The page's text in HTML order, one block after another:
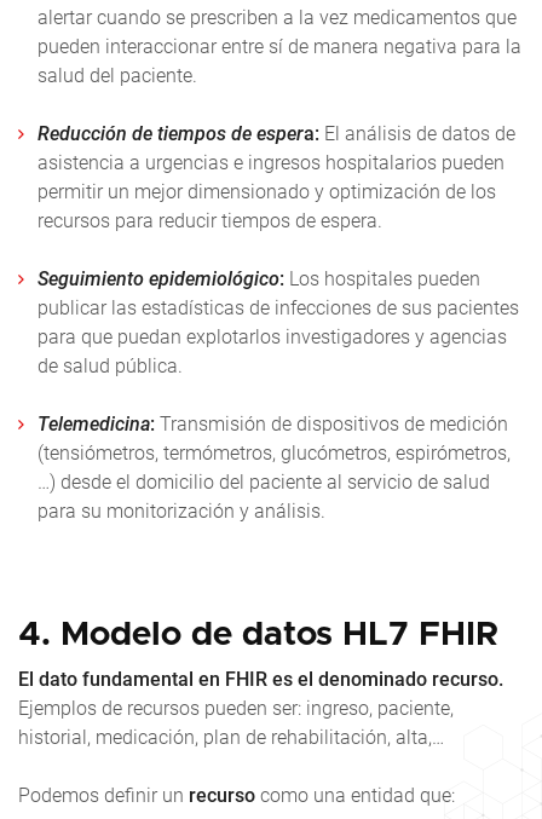
alertar cuando se prescriben a la vez medicamentos que
pueden interaccionar entre sí de manera negativa para la
salud del paciente.
Reducción de tiempos de espera: El análisis de datos de
asistencia a urgencias e ingresos hospitalarios pueden
permitir un mejor dimensionado y optimización de los
recursos para reducir tiempos de espera.
Seguimiento epidemiológico: Los hospitales pueden
publicar las estadísticas de infecciones de sus pacientes
para que puedan explotarlos investigadores y agencias
de salud pública.
Telemedicina: Transmisión de dispositivos de medición
(tensiómetros, termómetros, glucómetros, espirómetros,
…) desde el domicilio del paciente al servicio de salud
para su monitorización y análisis.
4. Modelo de datos HL7 FHIR
El dato fundamental en FHIR es el denominado recurso.
Ejemplos de recursos pueden ser: ingreso, paciente,
historial, medicación, plan de rehabilitación, alta,…
Podemos definir un recurso como una entidad que: